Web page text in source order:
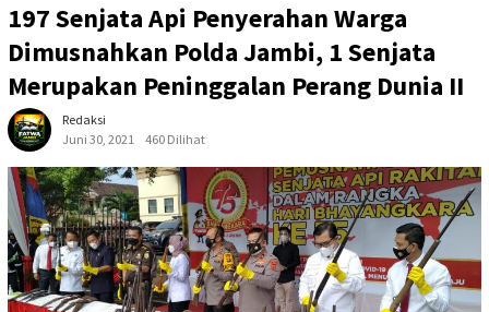
197 Senjata Api Penyerahan Warga
Dimusnahkan Polda Jambi, 1 Senjata
Merupakan Peninggalan Perang Dunia II
Redaksi
Juni 30, 2021
460 Dilihat